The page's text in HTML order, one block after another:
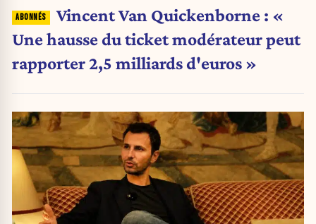
Vincent Van Quickenborne : «
Une hausse du ticket modérateur peut
rapporter 2,5 milliards d'euros »